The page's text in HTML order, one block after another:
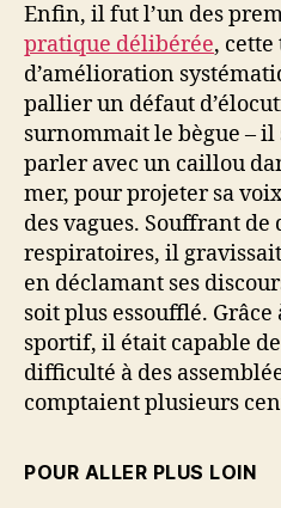
Enfin, il fut l’un des
pratique délibérée,
d’amélioration
pallier un défaut
surnommait le bègue –
parler avec un caillou
mer, pour projeter sa
des vagues. Souffrant
respiratoires, il
en déclamant ses
soit plus essoufflé.
sportif, il était capable de
difficulté à des
comptaient plusieurs
POUR ALLER PLUS LOIN